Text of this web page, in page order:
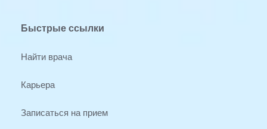
Быстрые ссылки
Найти врача
Карьера
Записаться на прием